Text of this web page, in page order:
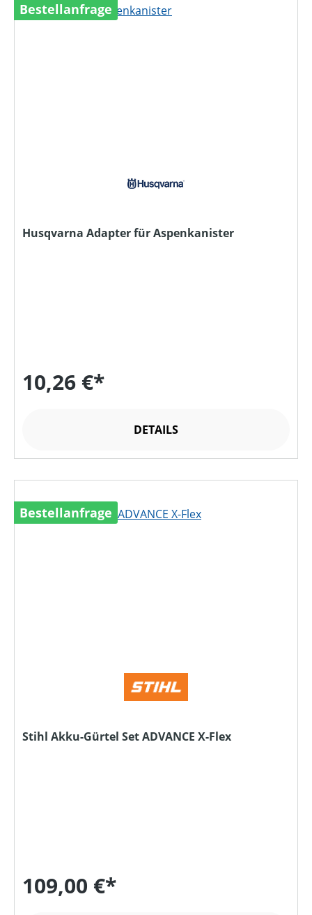
Bestellanfrage
Husqvarna Adapter für Aspenkanister
10,26 €*
DETAILS
Bestellanfrage
Stihl Akku-Gürtel Set ADVANCE X-Flex
109,00 €*